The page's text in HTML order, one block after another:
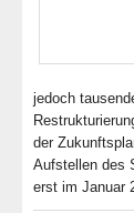
jedoch
der
Aufstellen des
erst im Januar